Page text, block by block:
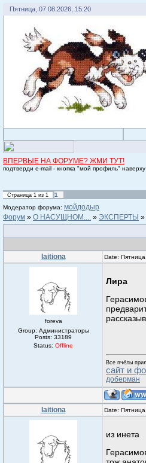
Пятница, 07.08.2026, 15:20
ВПЕРВЫЕ НА ФОРУМЕ? ЖМИ ТУТ!
подтверди e-mail - кнопка "мой профиль" наверху
Страница 1 из 1
1
Модератор форума: мойдодыр
Форум » О НАСУЩНОМ.... » ЭКСПЕРТЫ »
laitiona Date:
foreva
Group: Администраторы
Posts: 33189
Status: Offline
Лира
Все пчёлы
сайт и
доберман
laitiona Date:
из инета